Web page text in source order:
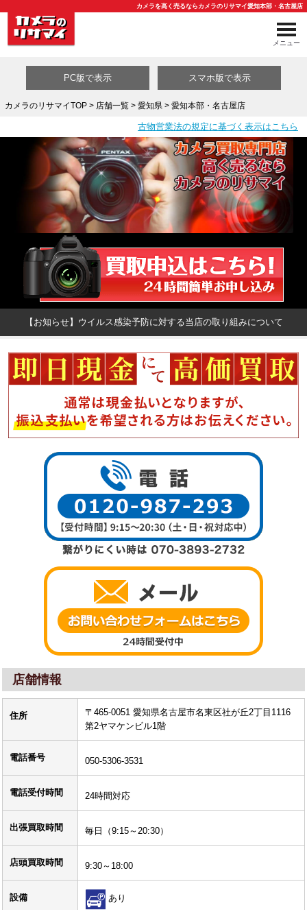
カメラを高く売るならカメラのリサマイ愛知本部・名古屋店
メニュー
買取カテゴリ一覧
PC版で表示 スマホ版で表示
カメラのリサマイTOP> 店舗一覧> 愛知県 > 愛知本部・名古屋店
古物営業法の規定に基づく表示はこちら
【お知らせ】ウイルス感染予防に対する当店の取り組みについて
店舗情報
住所
〒465-0051 愛知県名古屋市名東区社が丘2丁目1116
第2ヤマケンビル1階
電話番号 050-5306-3531
電話受付時間 24時間対応
出張買取時間 毎日（9:15～20:30）
店頭買取時間 9:30～18:00
設備 あり